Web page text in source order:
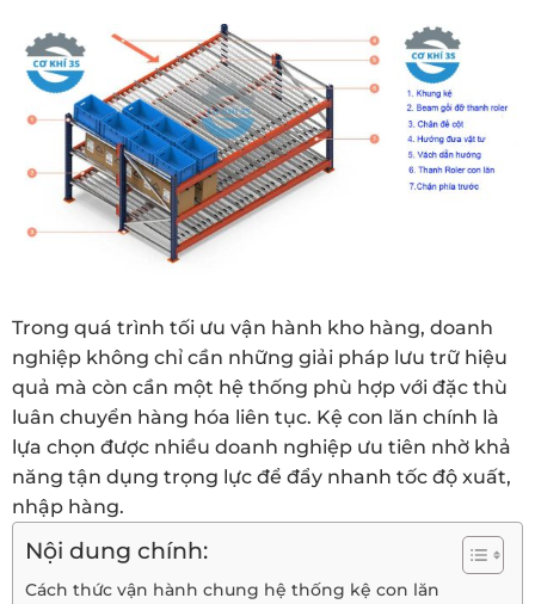
Trong quá trình tối ưu vận hành kho hàng, doanh
nghiệp không chỉ cần những giải pháp lưu trữ hiệu
quả mà còn cần một hệ thống phù hợp với đặc thù
luân chuyển hàng hóa liên tục. Kệ con lăn chính là
lựa chọn được nhiều doanh nghiệp ưu tiên nhờ khả
năng tận dụng trọng lực để đẩy nhanh tốc độ xuất,
nhập hàng.
Nội dung chính:
Cách thức vận hành chung hệ thống kệ con lăn